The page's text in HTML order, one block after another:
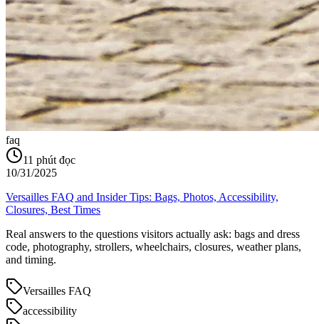
faq
11 phút đọc
10/31/2025
Versailles FAQ and Insider Tips: Bags, Photos, Accessibility,
Closures, Best Times
Real answers to the questions visitors actually ask: bags and dress
code, photography, strollers, wheelchairs, closures, weather plans,
and timing.
Versailles FAQ
accessibility